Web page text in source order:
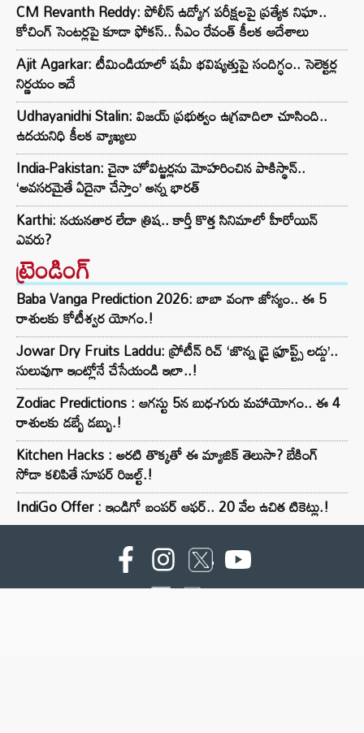
CM Revanth Reddy: పోలీస్ ఉద్యోగ పరీక్షలపై ప్రత్యేక నిఘా..
కోచింగ్ సెంటర్లపై కూడా ఫోకస్.. సీఎం రేవంత్ కీలక ఆదేశాలు
Ajit Agarkar: టీమిండియాలో షమీ భవిష్యత్తుపై సందిగ్ధం.. సెలెక్టర్ల
నిర్ణయం ఇదే
Udhayanidhi Stalin: విజయ్ ప్రభుత్వం ఉగ్రవాదిలా చూసింది..
ఉదయనిధి కీలక వ్యాఖ్యలు
India-Pakistan: చైనా హోవిట్జర్లను మోహరించిన పాకిస్థాన్..
‘అవసరమైతే ఏదైనా చేస్తాం’ అన్న భారత్
Karthi: నయనతార లేదా త్రిష.. కార్తీ కొత్త సినిమాలో హీరోయిన్
ఎవరు?
ట్రెండింగ్‌
Baba Vanga Prediction 2026: బాబా వంగా జోస్యం.. ఈ 5
రాశులకు కోటీశ్వర యోగం.!
Jowar Dry Fruits Laddu: ప్రోటీన్ రిచ్ ‘జొన్న డ్రై ఫ్రూప్ట్స్ లడ్డు’..
సులువుగా ఇంట్లోనే చేసేయండి ఇలా..!
Zodiac Predictions : ఆగస్టు 5న బుధ-గురు మహాయోగం.. ఈ 4
రాశులకు డబ్బే డబ్బు.!
Kitchen Hacks : అరటి తొక్కతో ఈ మ్యాజిక్ తెలుసా? బేకింగ్
సోడా కలిపితే సూపర్ రిజల్ట్.!
IndiGo Offer : ఇండిగో బంపర్ ఆఫర్.. 20 వేల ఉచిత టికెట్లు.!